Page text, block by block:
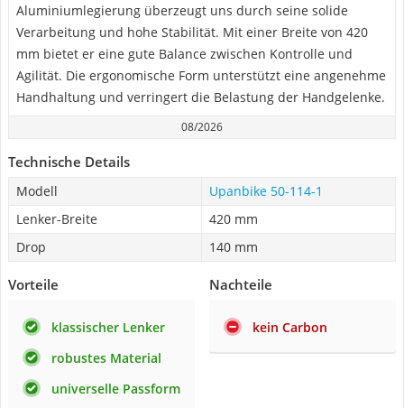
Aluminiumlegierung überzeugt uns durch seine solide
Verarbeitung und hohe Stabilität. Mit einer Breite von 420
mm bietet er eine gute Balance zwischen Kontrolle und
Agilität. Die ergonomische Form unterstützt eine angenehme
Handhaltung und verringert die Belastung der Handgelenke.
08/2026
Technische Details
Modell
Upanbike 50-114-1
Lenker-Breite
420 mm
Drop
140 mm
Vorteile
klassischer Lenker
robustes Material
universelle Passform
Nachteile
kein Carbon